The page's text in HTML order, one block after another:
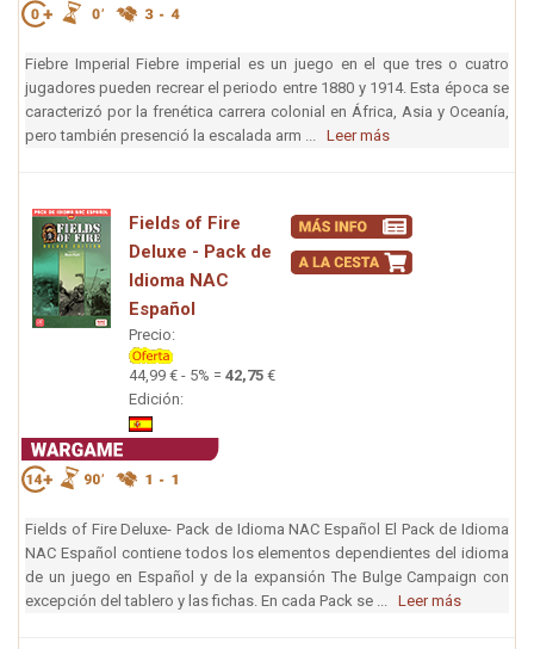
Fiebre Imperial Fiebre imperial es un juego en el que tres o cuatro
jugadores pueden recrear el periodo entre 1880 y 1914. Esta época se
caracterizó por la frenética carrera colonial en África, Asia y Oceanía,
pero también presenció la escalada arm ... Leer más
Fields of Fire
Deluxe - Pack de
Idioma NAC
Español
Precio:
44,99 € - 5% = 42,75 €
Edición:
Fields of Fire Deluxe- Pack de Idioma NAC Español El Pack de Idioma
NAC Español contiene todos los elementos dependientes del idioma
de un juego en Español y de la expansión The Bulge Campaign con
excepción del tablero y las fichas. En cada Pack se ... Leer más